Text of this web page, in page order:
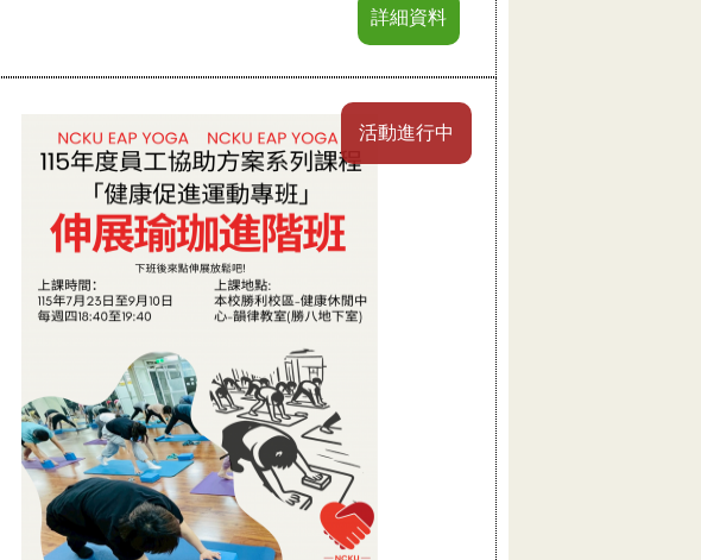
詳細資料
活動進行中